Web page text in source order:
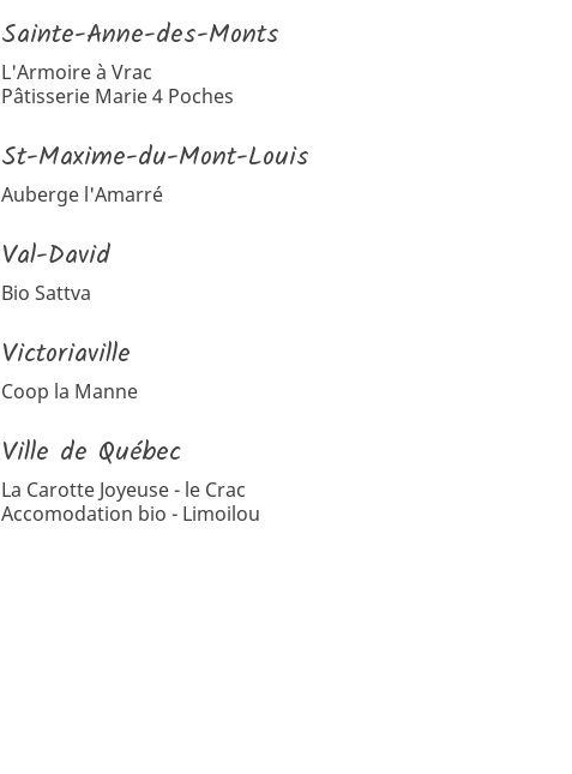
Sainte-Anne-des-Monts
L'Armoire à Vrac
Pâtisserie Marie 4 Poches
St-Maxime-du-Mont-Louis
Auberge l'Amarré
Val-David
Bio Sattva
Victoriaville
Coop la Manne
Ville de Québec
La Carotte Joyeuse - le Crac
Accomodation bio - Limoilou